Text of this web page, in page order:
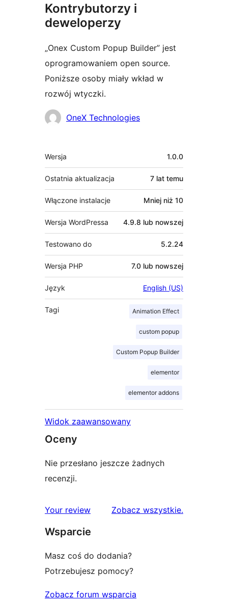
Kontrybutorzy i
deweloperzy
„Onex Custom Popup Builder” jest
oprogramowaniem open source.
Poniższe osoby miały wkład w
rozwój wtyczki.
Zaangażowani
OneX Technologies
Meta
Wersja 1.0.0
Ostatnia aktualizacja 7 lat temu
Włączone instalacje Mniej niż 10
Wersja WordPressa 4.9.8 lub nowszej
Testowano do 5.2.24
Wersja PHP 7.0 lub nowszej
Język English (US)
Tagi Animation Effect
custom popup
Custom Popup Builder
elementor
elementor addons
Widok zaawansowany
Oceny
Nie przesłano jeszcze żadnych
recenzji.
Your review Zobacz wszystkierecenzje
.
Wsparcie
Masz coś do dodania?
Potrzebujesz pomocy?
Zobacz forum wsparcia